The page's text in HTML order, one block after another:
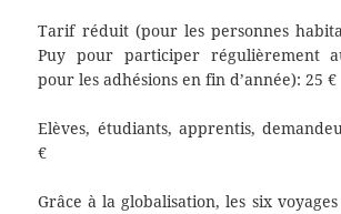
Tarif réduit (pour les personnes
Puy pour participer régulièrement
pour les adhésions en fin d’année): 25 €
Elèves, étudiants, apprentis,
€
Grâce à la globalisation, les six